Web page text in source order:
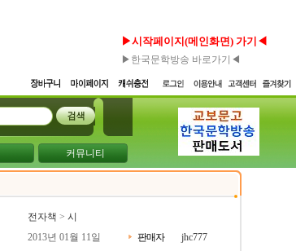
▶시작페이지(메인화면) 가기◀
▶한국문학방송 바로가기◀
커뮤니티
전자책 > 시
2013년 01월 11일 판매자
jhc777